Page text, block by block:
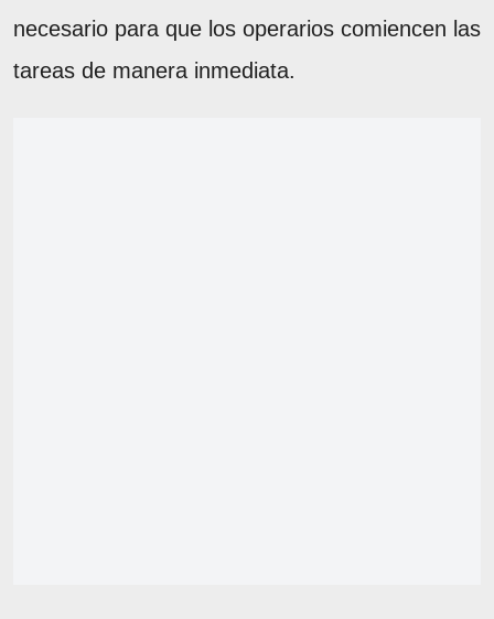
necesario para que los operarios comiencen las
tareas de manera inmediata.